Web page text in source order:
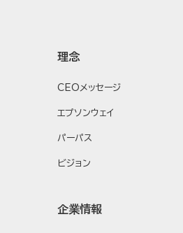
理念
CEOメッセージ
エプソンウェイ
パーパス
ビジョン
企業情報